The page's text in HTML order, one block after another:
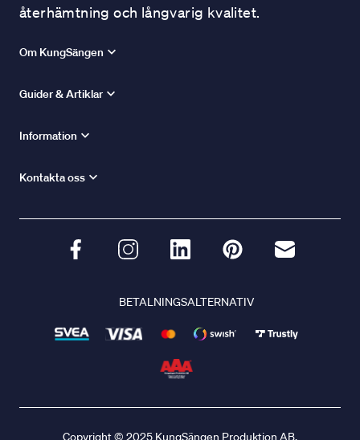
återhämtning och långvarig kvalitet.
Om KungSängen
Guider & Artiklar
Information
Kontakta oss
BETALNINGSALTERNATIV
Copyright © 2025 KungSängen Produktion AB.